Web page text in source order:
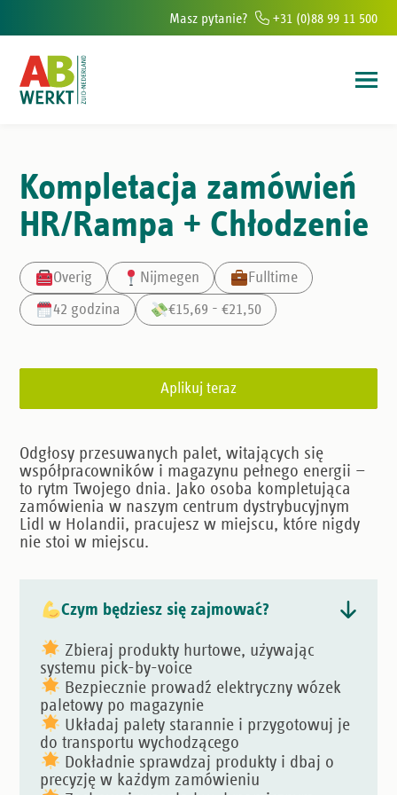
w południowej Holandii
Masz pytanie? +31 (0)88 99 11 500
Kompletacja zamówień
HR/Rampa + Chłodzenie
Overig Nijmegen
Fulltime
42 godzina
€15,69 - €21,50
Aplikuj teraz
Odgłosy przesuwanych palet, witających się
współpracowników i magazynu pełnego energii —
to rytm Twojego dnia. Jako osoba kompletująca
zamówienia w naszym centrum dystrybucyjnym
Lidl w Holandii, pracujesz w miejscu, które nigdy
nie stoi w miejscu.
Czym będziesz się zajmować?
Zbieraj produkty hurtowe, używając
systemu pick-by-voice
Bezpiecznie prowadź elektryczny wózek
paletowy po magazynie
Układaj palety starannie i przygotowuj je
do transportu wychodzącego
Dokładnie sprawdzaj produkty i dbaj o
precyzję w każdym zamówieniu